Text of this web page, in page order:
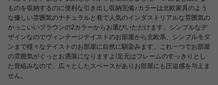
ものを収納するのに便利な引き出し収納完備♪カラーは北欧家具のよう
な優しい雰囲気のナチュラルと巷で人気のインダストリアルな雰囲気の
かっこいいブラウンの2カラーからお選びいただけます。シンプルなデ
ザインなのでヴィンテージテイストのお部屋から北欧系、シンプルモダ
ンまで様々なテイストのお部屋に自然に馴染みます。これ一つでお部屋
の雰囲気がぐっとお洒落になりますよ!足元はフレームのすっきりとし
た骨組みなので、広々としたスペースがありお部屋にも圧迫感を与えま
せん。